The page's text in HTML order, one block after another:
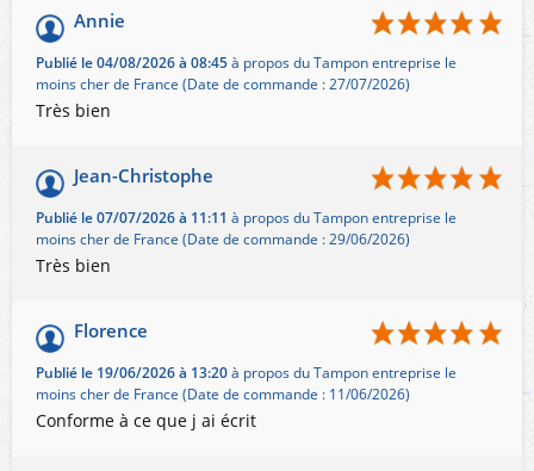
Annie
Publié le 04/08/2026 à 08:45à propos du Tampon entreprise le
moins cher de France (Date de commande : 27/07/2026)
Très bien
Jean-Christophe
Publié le 07/07/2026 à 11:11 à propos du Tampon entreprise le
moins cher de France (Date de commande : 29/06/2026)
Très bien
Florence
Publié le 19/06/2026 à 13:20à propos du Tampon entreprise le
moins cher de France (Date de commande : 11/06/2026)
Conforme à ce que j ai écrit